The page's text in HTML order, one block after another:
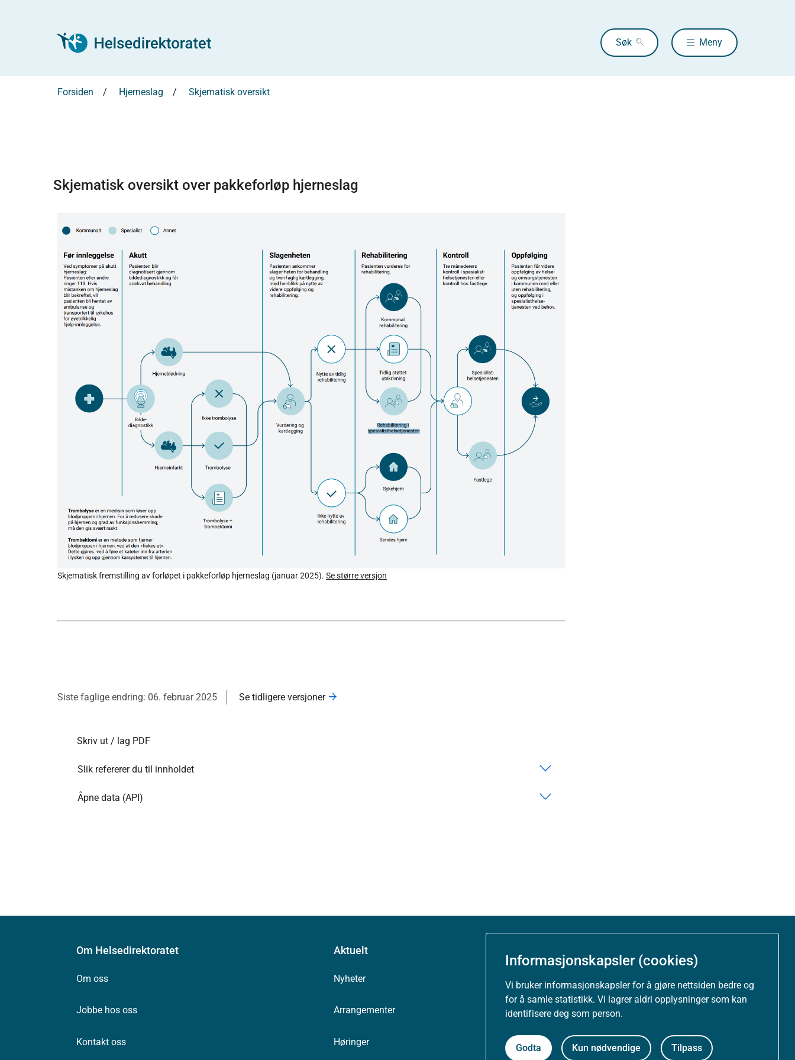
Informasjonskapsler (cookies)
Vi bruker informasjonskapsler for å gjøre nettsiden bedre og
for å samle statistikk. Vi lagrer aldri opplysninger som kan
identifisere deg som person.
Godta Kun nødvendige Tilpass
Søk Meny
Forsiden Hjerneslag Skjematisk oversikt
Skjematisk oversikt over pakkeforløp hjerneslag
Skjematisk fremstilling av forløpet i pakkeforløp hjerneslag (januar 2025). Se større versjon
Siste faglige endring: 06. februar 2025 Se tidligere versjoner
Skriv ut / lag PDF
Slik refererer du til innholdet
Åpne data (API)
Om Helsedirektoratet
Om oss
Jobbe hos oss
Kontakt oss
Aktuelt
Nyheter
Arrangementer
Høringer
Tilgjengelighetserklæring (uustatus.no)
Besøksstatistikk og informasjonskapsler